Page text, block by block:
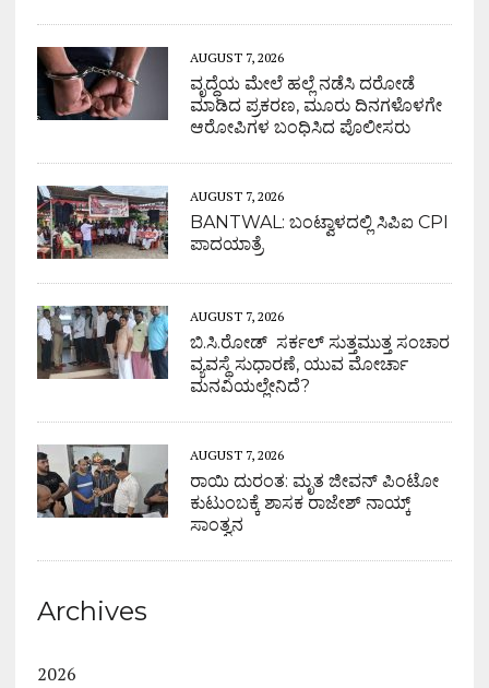
AUGUST 7, 2026
ವೃದ್ಧೆಯ ಮೇಲೆ ಹಲ್ಲೆ ನಡೆಸಿ ದರೋಡೆ
ಮಾಡಿದ ಪ್ರಕರಣ, ಮೂರು ದಿನಗಳೊಳಗೇ
ಆರೋಪಿಗಳ ಬಂಧಿಸಿದ ಪೊಲೀಸರು
AUGUST 7, 2026
BANTWAL: ಬಂಟ್ವಾಳದಲ್ಲಿ ಸಿಪಿಐ CPI
ಪಾದಯಾತ್ರೆ
AUGUST 7, 2026
ಬಿ.ಸಿ.ರೋಡ್ ಸರ್ಕಲ್ ಸುತ್ತಮುತ್ತ ಸಂಚಾರ
ವ್ಯವಸ್ಥೆ ಸುಧಾರಣೆ, ಯುವ ಮೋರ್ಚಾ
ಮನವಿಯಲ್ಲೇನಿದೆ?
AUGUST 7, 2026
ರಾಯಿ ದುರಂತ: ಮೃತ ಜೀವನ್ ಪಿಂಟೋ
ಕುಟುಂಬಕ್ಕೆ ಶಾಸಕ ರಾಜೇಶ್ ನಾಯ್ಕ್
ಸಾಂತ್ವನ
Archives
2026